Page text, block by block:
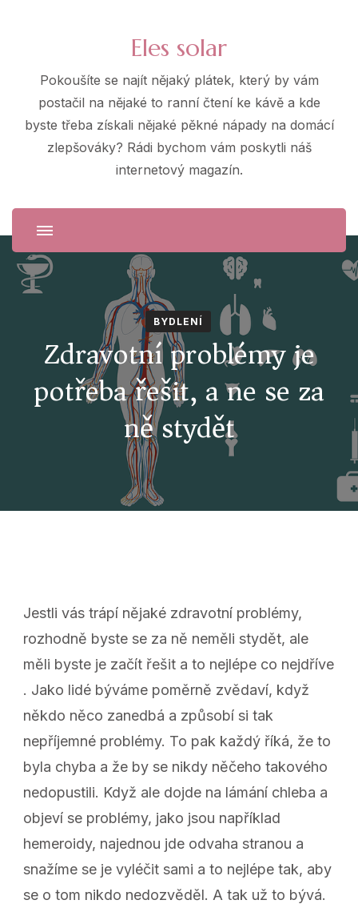
Eles solar
Pokoušíte se najít nějaký plátek, který by vám
postačil na nějaké to ranní čtení ke kávě a kde
byste třeba získali nějaké pěkné nápady na domácí
zlepšováky? Rádi bychom vám poskytli náš
internetový magazín.
BYDLENÍ
Zdravotní problémy je
potřeba řešit, a ne se za
ně stydět
Jestli vás trápí nějaké zdravotní problémy,
rozhodně byste se za ně neměli stydět, ale
měli byste je začít řešit a to nejlépe co nejdříve
. Jako lidé býváme poměrně zvědaví, když
někdo něco zanedbá a způsobí si tak
nepříjemné problémy. To pak každý říká, že to
byla chyba a že by se nikdy něčeho takového
nedopustili. Když ale dojde na lámání chleba a
objeví se problémy, jako jsou například
hemeroidy, najednou jde odvaha stranou a
snažíme se je vyléčit sami a to nejlépe tak, aby
se o tom nikdo nedozvěděl. A tak už to bývá.